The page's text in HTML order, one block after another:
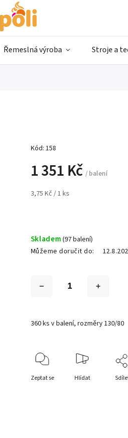
Řemeslná výroba Stroje a
Kód: 158
1 351 Kč / balení
3,75 Kč / 1 ks
Skladem(97 balení)
Můžeme doručit do:
360 ks v balení, rozměry 130/80
Zeptat se Hlídat